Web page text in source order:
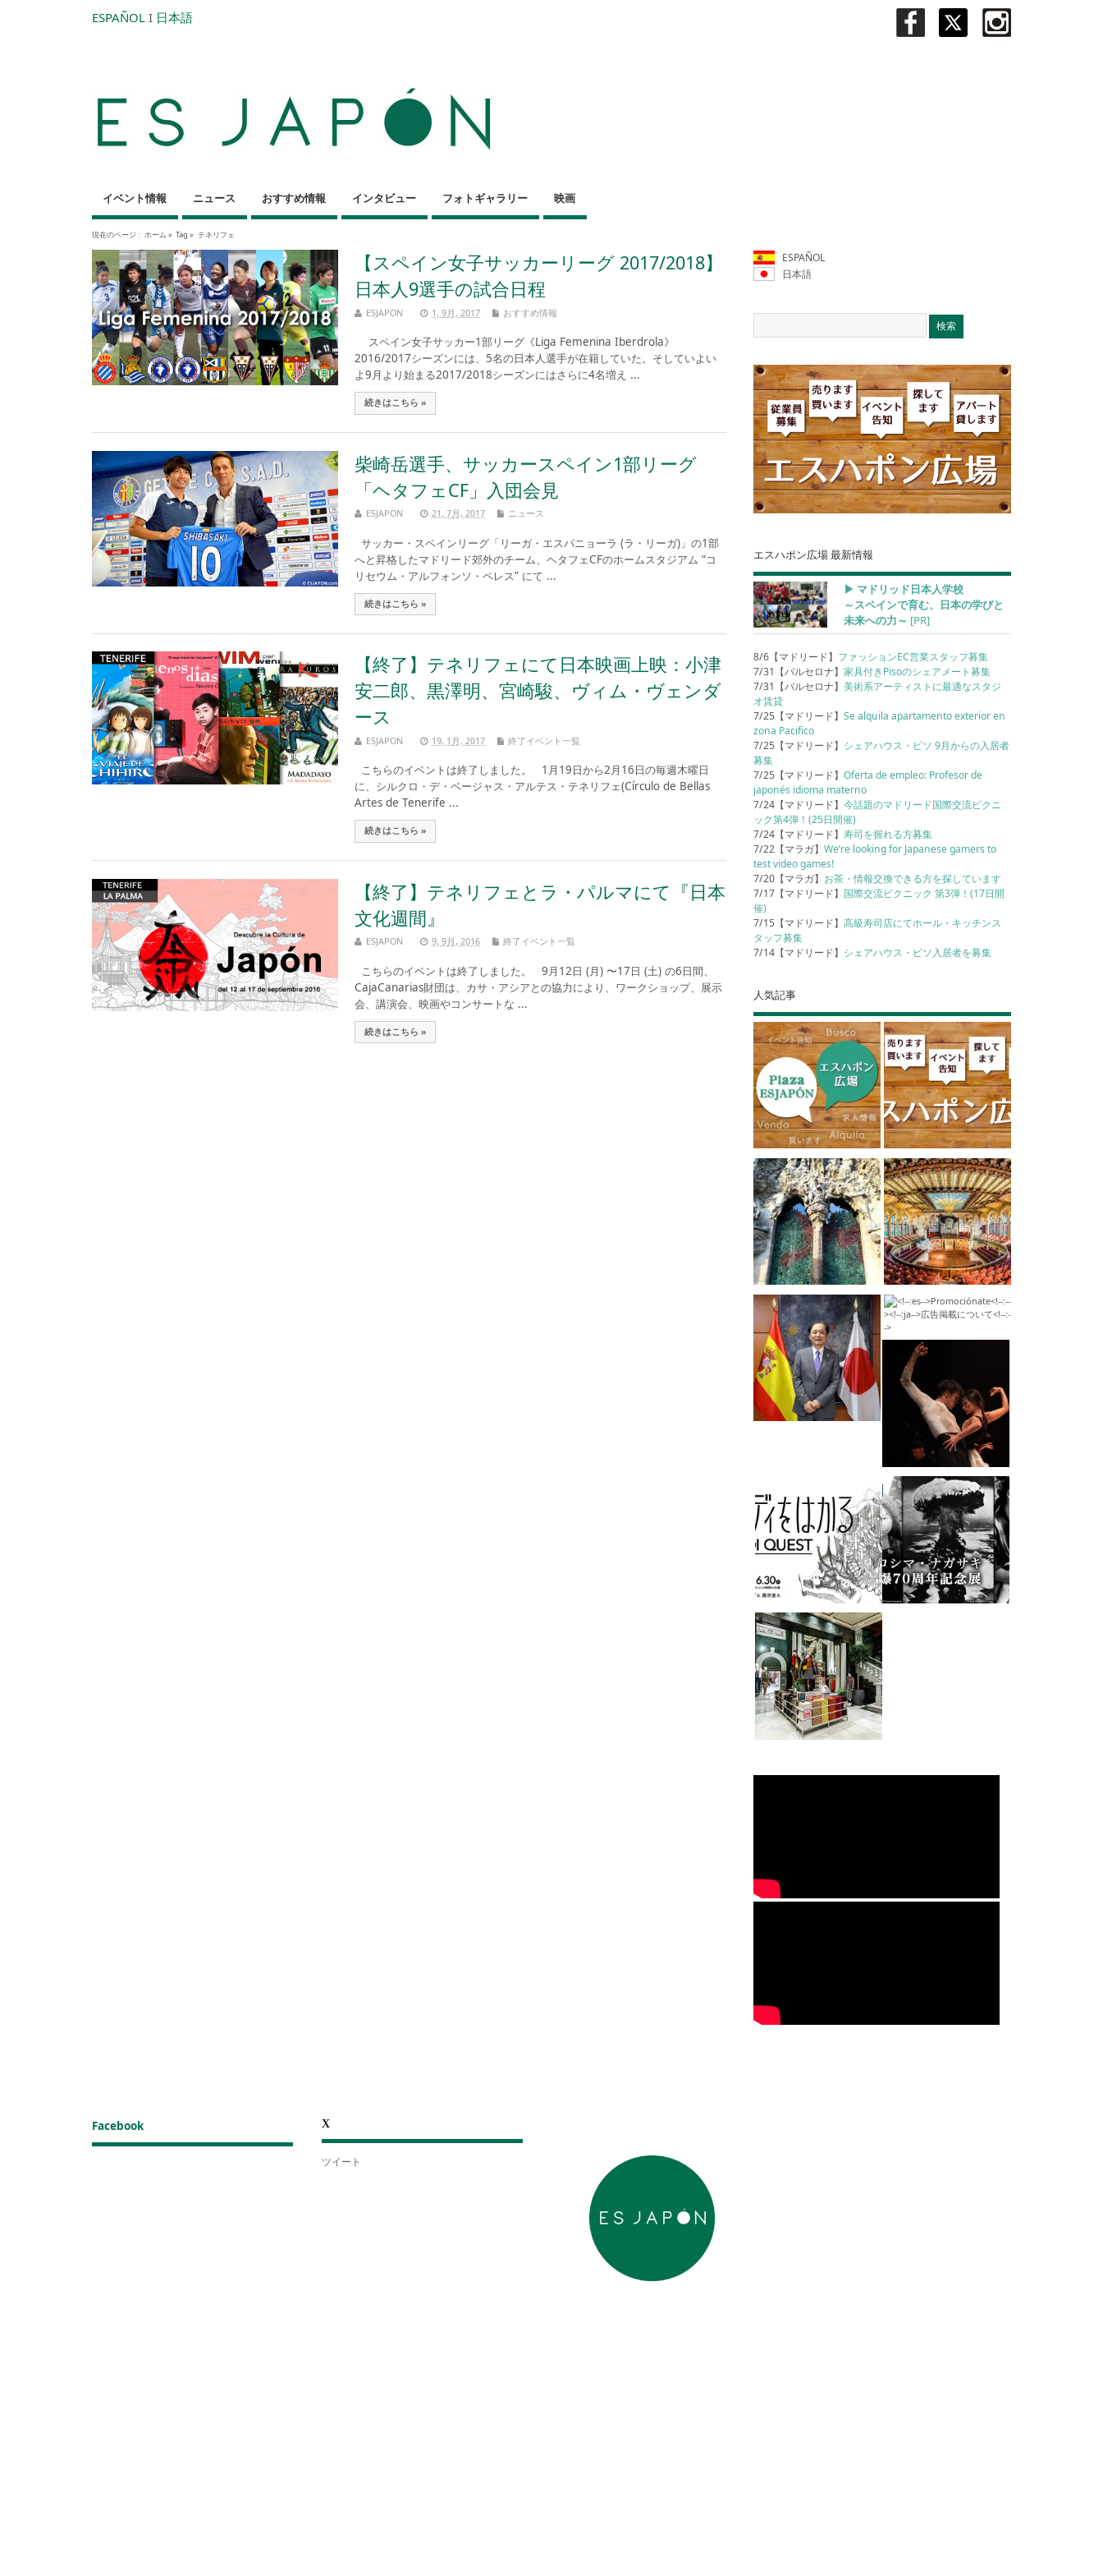
ESPAÑOL I 日本語
イベント情報 ニュース おすすめ情報 インタビュー フォトギャラリー 映画
現在のページ : ホーム » Tag » テネリフェ
【スペイン女子サッカーリーグ 2017/2018】
日本人9選手の試合日程
ESJAPON 1, 9月, 2017 おすすめ情報
スペイン女子サッカー1部リーグ《Liga Femenina Iberdrola》
2016/2017シーズンには、5名の日本人選手が在籍していた。そしていよい
よ9月より始まる2017/2018シーズンにはさらに4名増え ...
続きはこちら »
柴崎岳選手、サッカースペイン1部リーグ
「ヘタフェCF」入団会見
ESJAPON 21, 7月, 2017 ニュース
サッカー・スペインリーグ「リーガ・エスパニョーラ (ラ・リーガ)」の1部
へと昇格したマドリード郊外のチーム、ヘタフェCFのホームスタジアム “コ
リセウム・アルフォンソ・ペレス” にて ...
続きはこちら »
【終了】テネリフェにて日本映画上映：小津
安二郎、黒澤明、宮崎駿、ヴィム・ヴェンダ
ース
ESJAPON 19, 1月, 2017 終了イベント一覧
こちらのイベントは終了しました。 1月19日から2月16日の毎週木曜日
に、シルクロ・デ・ベージャス・アルテス・テネリフェ(Círculo de Bellas
Artes de Tenerife ...
続きはこちら »
【終了】テネリフェとラ・パルマにて『日本
文化週間』
ESJAPON 9, 9月, 2016 終了イベント一覧
こちらのイベントは終了しました。 9月12日 (月) 〜17日 (土) の6日間、
CajaCanarias財団は、カサ・アシアとの協力により、ワークショップ、展示
会、講演会、映画やコンサートな ...
続きはこちら »
ESPAÑOL
日本語
エスハポン広場 最新情報
▶︎ マドリッド日本人学校
～スペインで育む、日本の学びと
未来への力～ [PR]
8/6【マドリード】 ファッションEC営業スタッフ募集
7/31【バルセロナ】家具付きPisoのシェアメート募集
7/31【バルセロナ】美術系アーティストに最適なスタジ
オ賃貸
7/25【マドリード】Se alquila apartamento exterior en
zona Pacifico
7/25【マドリード】 シェアハウス・ピソ 9月からの入居者
募集
7/25【マドリード】Oferta de empleo: Profesor de
japonés idioma materno
7/24【マドリード】今話題のマドリード国際交流ピクニ
ック第4弾！(25日開催)
7/24【マドリード】寿司を握れる方募集
7/22【マラガ】We’re looking for Japanese gamers to
test video games!
7/20【マラガ】 お茶・情報交換できる方を探しています
7/17【マドリード】 国際交流ピクニック 第3弾！(17日開
催)
7/15【マドリード】高級寿司店にてホール・キッチンス
タッフ募集
7/14【マドリード】 シェアハウス・ピソ入居者を募集
人気記事
Facebook X
ツイート